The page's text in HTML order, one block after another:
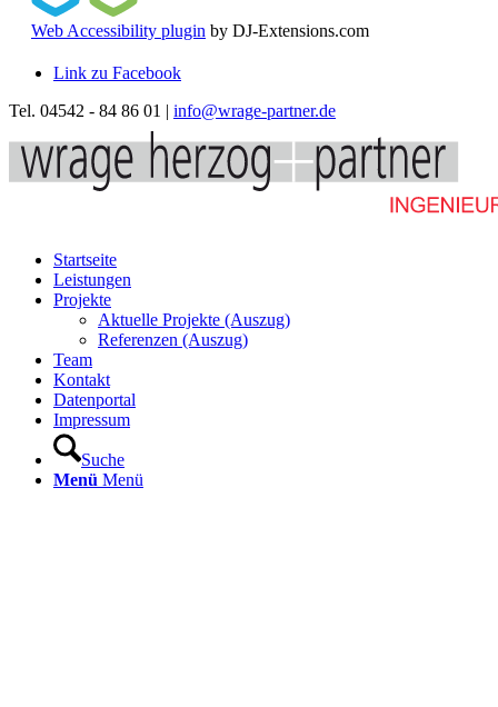
Web Accessibility plugin by DJ-Extensions.com
Link zu Facebook
Tel. 04542 - 84 86 01 | info@wrage-partner.de
Startseite
Leistungen
Projekte
Aktuelle Projekte (Auszug)
Referenzen (Auszug)
Team
Kontakt
Datenportal
Impressum
Suche
Menü Menü